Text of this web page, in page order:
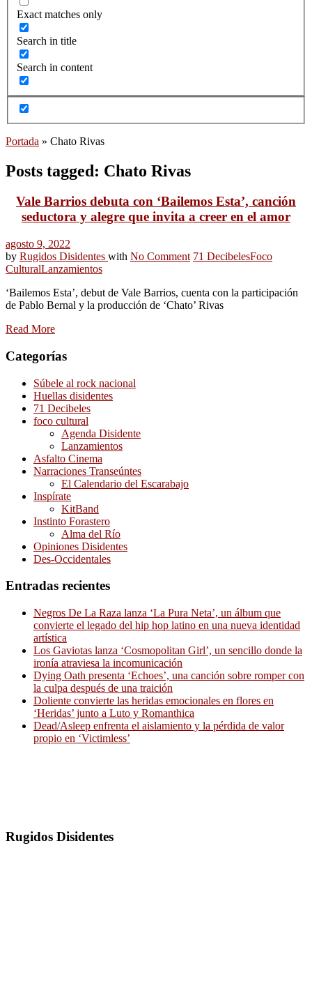
Exact matches only
Search in title
Search in content
Portada » Chato Rivas
Posts tagged: Chato Rivas
Vale Barrios debuta con ‘Bailemos Esta’, canción
seductora y alegre que invita a creer en el amor
agosto 9, 2022
by Rugidos Disidentes with No Comment 71 DecibelesFoco
CulturalLanzamientos
‘Bailemos Esta’, debut de Vale Barrios, cuenta con la participación
de Pablo Bernal y la producción de ‘Chato’ Rivas
Read More
Categorías
Súbele al rock nacional
Huellas disidentes
71 Decibeles
foco cultural
Agenda Disidente
Lanzamientos
Asfalto Cinema
Narraciones Transeúntes
El Calendario del Escarabajo
Inspírate
KitBand
Instinto Forastero
Alma del Río
Opiniones Disidentes
Des-Occidentales
Entradas recientes
Negros De La Raza lanza ‘La Pura Neta’, un álbum que
convierte el legado del hip hop latino en una nueva identidad
artística
Los Gaviotas lanza ‘Cosmopolitan Girl’, un sencillo donde la
ironía atraviesa la incomunicación
Dying Oath presenta ‘Echoes’, una canción sobre romper con
la culpa después de una traición
Doliente convierte las heridas emocionales en flores en
‘Heridas’ junto a Luto y Romanthica
Dead/Asleep enfrenta el aislamiento y la pérdida de valor
propio en ‘Victimless’
Rugidos Disidentes